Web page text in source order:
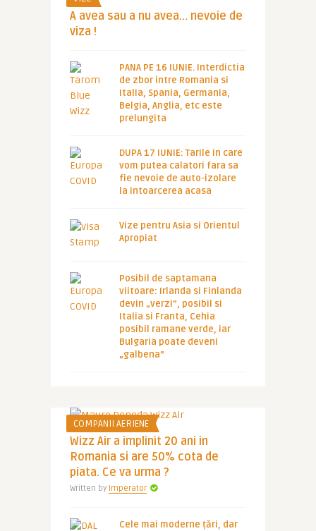
A avea sau a nu avea… nevoie de
viza !
PANA PE 16 IUNIE. Interdictia
de zbor intre Romania si
Italia, Spania, Germania,
Belgia, Anglia, etc este
prelungita
DUPA 17 IUNIE: Tarile in care
vom putea calatori fara sa
fie nevoie de auto-izolare
la intoarcerea acasa
Vize pentru Asia si Orientul
Apropiat
Posibil de saptamana
viitoare: Irlanda si Finlanda
devin „verzi”, posibil si
Italia si Franta, Cehia
posibil ramane verde, iar
Bulgaria poate deveni
„galbena”
COMPANII AERIENE
Wizz Air a implinit 20 ani in
Romania si are 50% cota de
piata. Ce va urma ?
Written by Imperator
Cele mai moderne țări, dar